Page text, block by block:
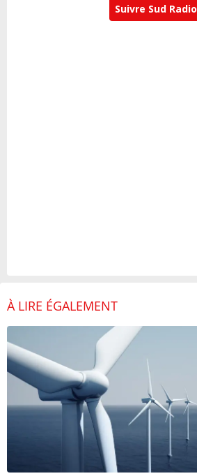
Suivre Sud Radio
À LIRE ÉGALEMENT